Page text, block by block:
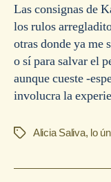
Las consignas de
los rulos
otras donde ya me
o sí para salvar el
aunque cueste -
involucra la
EtiquetasAlicia Saliva, lo